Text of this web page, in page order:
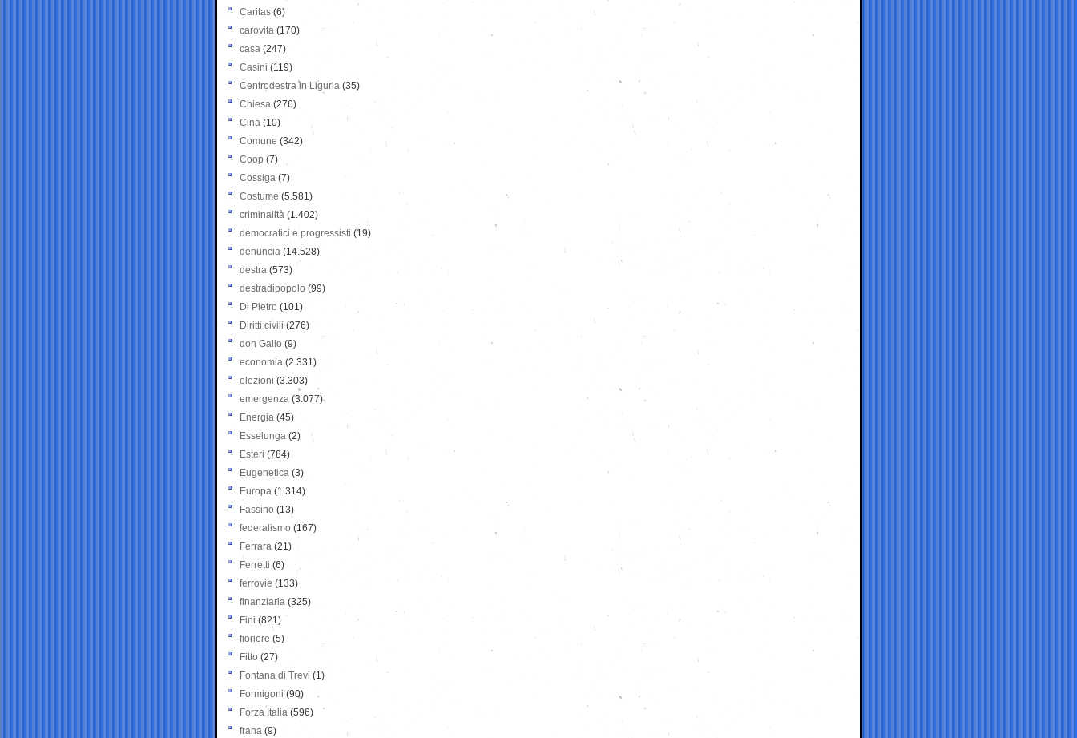
Caritas (6)
carovita (170)
casa (247)
Casini (119)
Centrodestra in Liguria (35)
Chiesa (276)
Cina (10)
Comune (342)
Coop (7)
Cossiga (7)
Costume (5.581)
criminalità (1.402)
democratici e progressisti (19)
denuncia (14.528)
destra (573)
destradipopolo (99)
Di Pietro (101)
Diritti civili (276)
don Gallo (9)
economia (2.331)
elezioni (3.303)
emergenza (3.077)
Energia (45)
Esselunga (2)
Esteri (784)
Eugenetica (3)
Europa (1.314)
Fassino (13)
federalismo (167)
Ferrara (21)
Ferretti (6)
ferrovie (133)
finanziaria (325)
Fini (821)
fioriere (5)
Fitto (27)
Fontana di Trevi (1)
Formigoni (90)
Forza Italia (596)
frana (9)